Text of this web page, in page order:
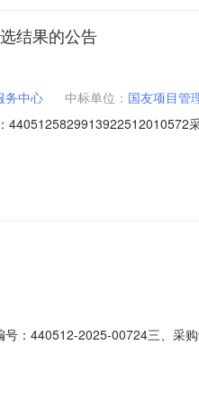
结果的公告
务中心 中标单位： 国友项目管
务单位咨询电话：87884849
：440512-2025-00724三、采